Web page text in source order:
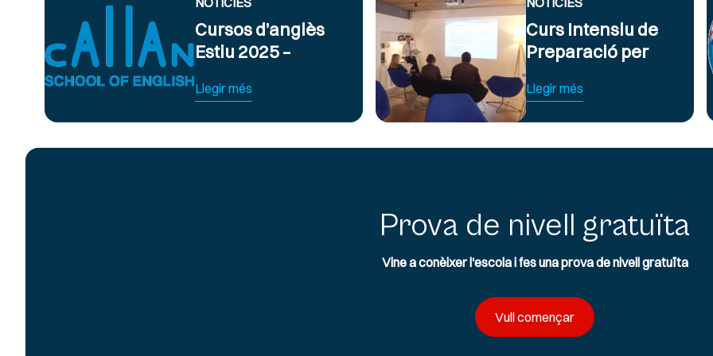
Cursos d’anglès
Estiu 2025 –
d’inscripció
Llegir més
Curs Intensiu de
Preparació per a
d’Anglès Oficial
B2 i C1
Llegir més
Prova de nivell gratuïta
Vine a conèixer l'escola i fes una prova de nivell gratuïta
Vull començar